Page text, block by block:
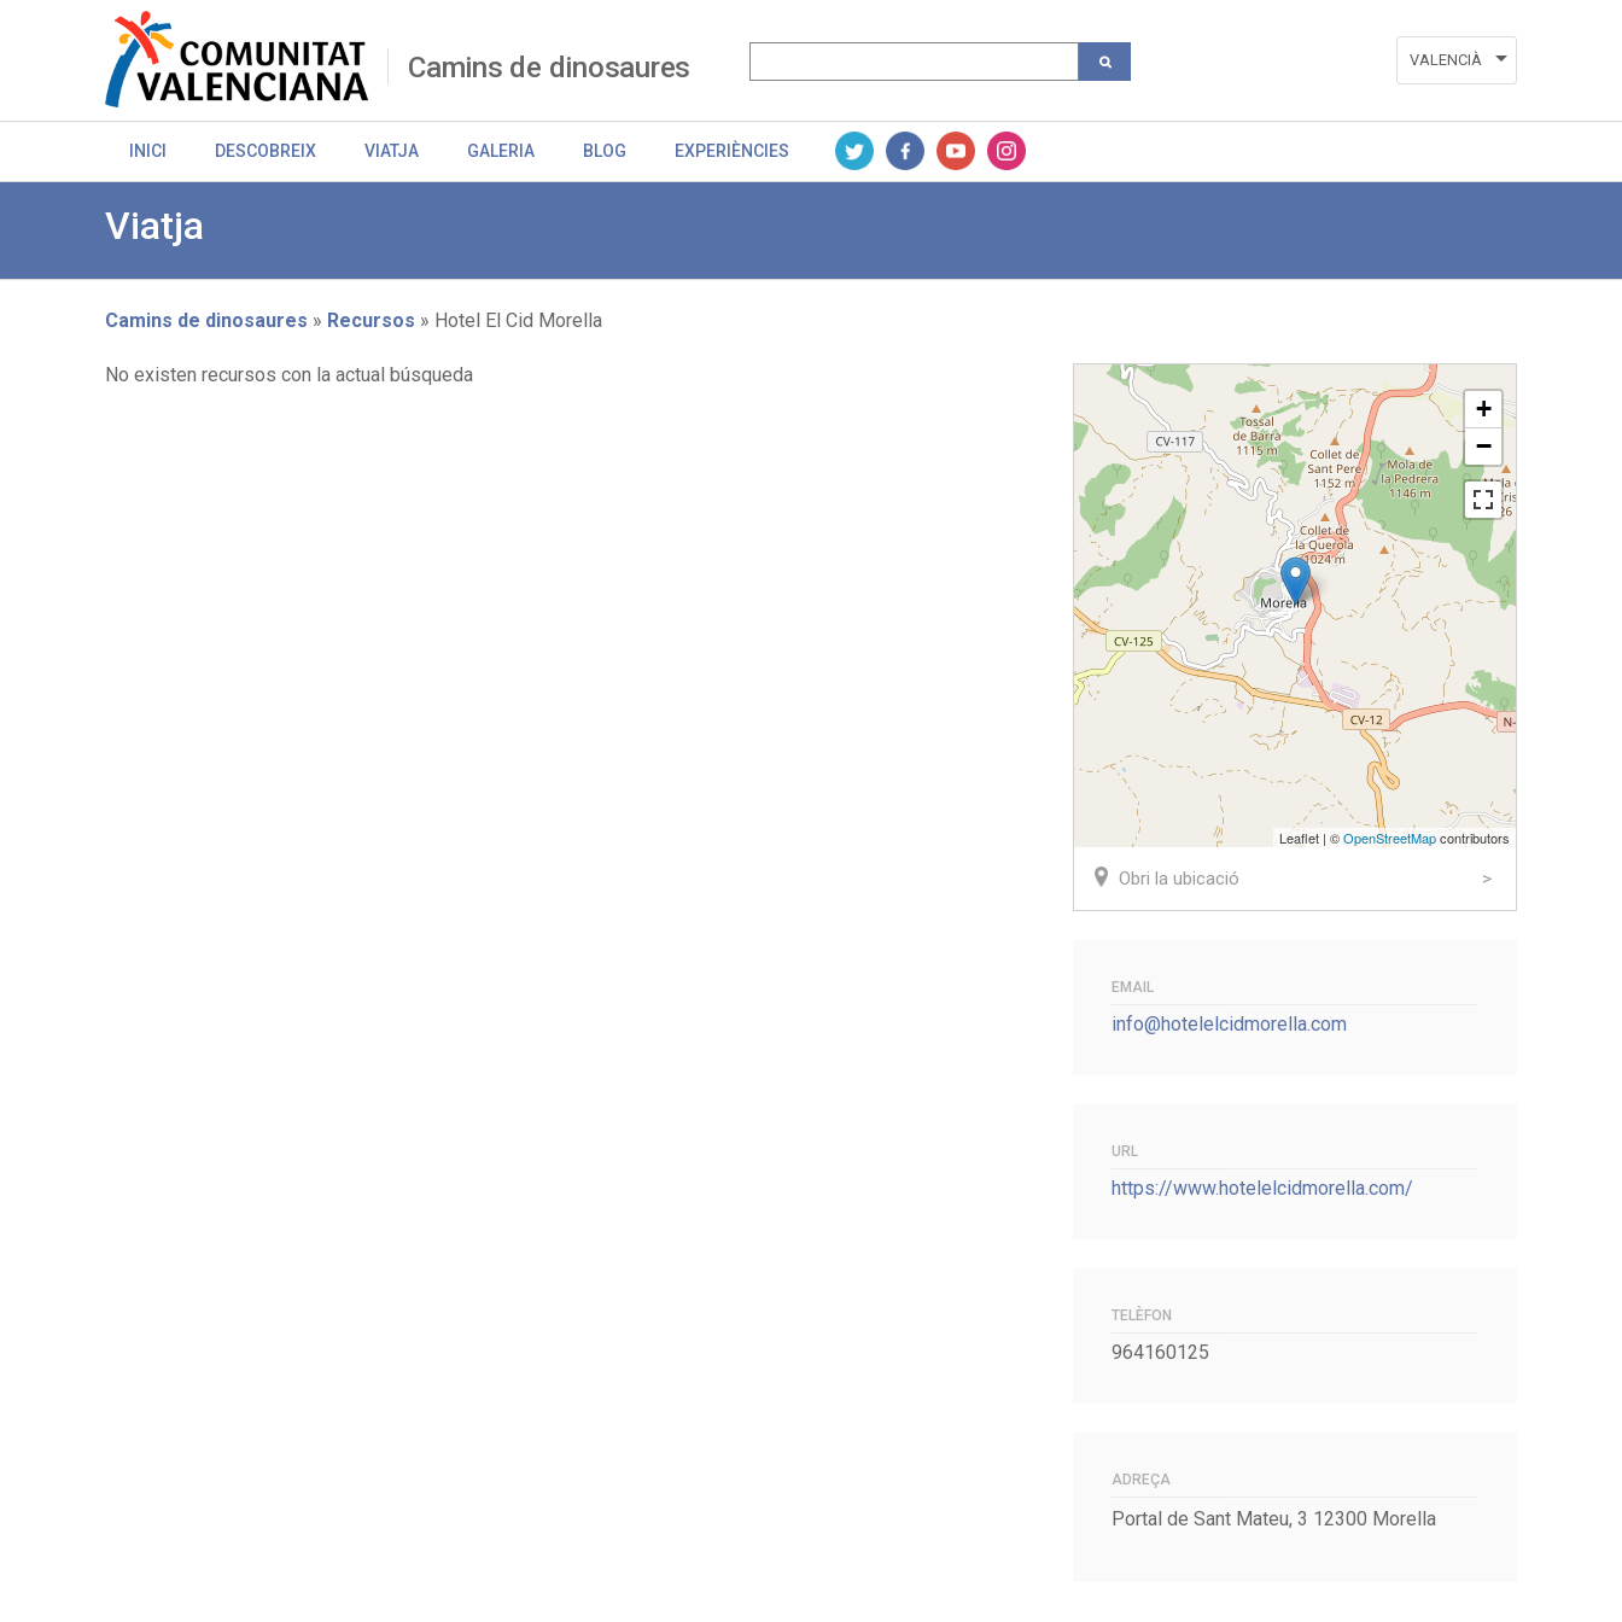
Camins de dinosaures VALENCIÀ
INICI DESCOBREIX VIATJA GALERIA BLOG EXPERIÈNCIES
Viatja
Breadcrumb
Camins de dinosaures Recursos Hotel El Cid Morella
No existen recursos con la actual búsqueda
+
−
Leaflet | ©OpenStreetMapcontributors
Obri la ubicació
EMAIL
info@hotelelcidmorella.com
URL
https://www.hotelelcidmorella.com/
TELÈFON
964160125
ADREÇA
Portal de Sant Mateu, 3 12300 Morella